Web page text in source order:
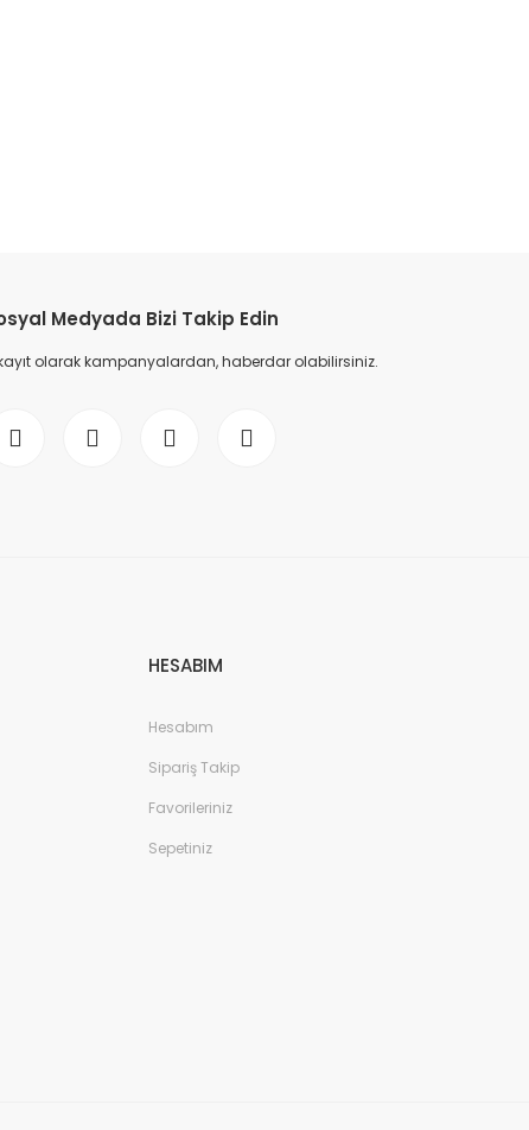
Medyada Bizi Takip Edin
olarak kampanyalardan, haberdar olabilirsiniz.
HESABIM
Hesabım
Sipariş Takip
Favorileriniz
Sepetiniz